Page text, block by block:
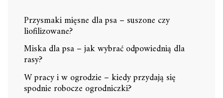
Przysmaki mięsne dla psa – suszone czy
liofilizowane?
Miska dla psa – jak wybrać odpowiednią dla
rasy?
W pracy i w ogrodzie – kiedy przydają się
spodnie robocze ogrodniczki?